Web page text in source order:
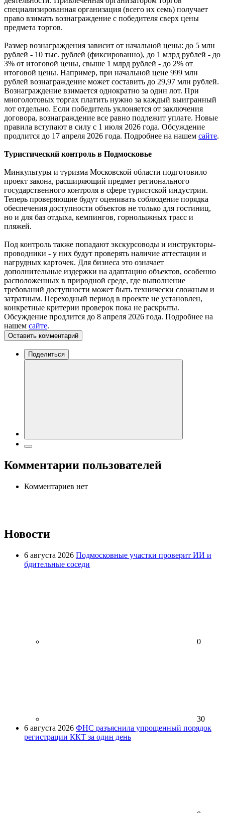
специализированная организация (всего их семь) получает
право взимать вознаграждение с победителя сверх цены
предмета торгов.
Размер вознаграждения зависит от начальной цены: до 5 млн
рублей - 10 тыс. рублей (фиксированно), до 1 млрд рублей - до
3% от итоговой цены, свыше 1 млрд рублей - до 2% от
итоговой цены. Например, при начальной цене 999 млн
рублей вознаграждение может составить до 29,97 млн рублей.
Вознаграждение взимается однократно за один лот. При
многолотовых торгах платить нужно за каждый выигранный
лот отдельно. Если победитель уклоняется от заключения
договора, вознаграждение все равно подлежит уплате. Новые
правила вступают в силу с 1 июля 2026 года. Обсуждение
продлится до 17 апреля 2026 года. Подробнее на нашем сайте.
Туристический контроль в Подмосковье
Минкультуры и туризма Московской области подготовило
проект закона, расширяющий предмет регионального
государственного контроля в сфере туристской индустрии.
Теперь проверяющие будут оценивать соблюдение порядка
обеспечения доступности объектов не только для гостиниц,
но и для баз отдыха, кемпингов, горнолыжных трасс и
пляжей.
Под контроль также попадают экскурсоводы и инструкторы-
проводники - у них будут проверять наличие аттестации и
нагрудных карточек. Для бизнеса это означает
дополнительные издержки на адаптацию объектов, особенно
расположенных в природной среде, где выполнение
требований доступности может быть технически сложным и
затратным. Переходный период в проекте не установлен,
конкретные критерии проверок пока не раскрыты.
Обсуждение продлится до 8 апреля 2026 года. Подробнее на
нашем сайте.
Оставить комментарий
Поделиться
Комментарии пользователей
Комментариев нет
Новости
6 августа 2026 Подмосковные участки проверит ИИ и
бдительные соседи
0
30
6 августа 2026 ФНС разъяснила упрощенный порядок
регистрации ККТ за один день